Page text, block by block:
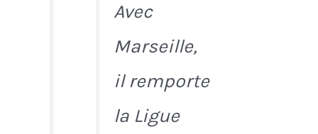
Avec
Marseille,
il remporte
la Ligue